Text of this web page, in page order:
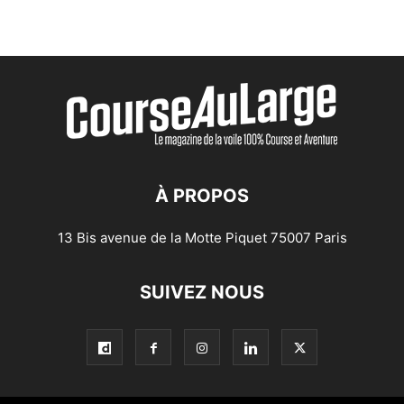
À PROPOS
13 Bis avenue de la Motte Piquet 75007 Paris
SUIVEZ NOUS